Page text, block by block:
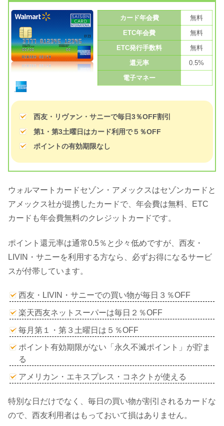
カード年会費
無料
ETC年会費
無料
ETC発行手数料
無料
還元率
0.5%
電子マネー
西友・リヴァン・サニーで毎日3％OFF割引
第1・第3土曜日はカード利用で５％OFF
ポイントの有効期限なし
ウォルマートカードセゾン・アメックスはセゾンカードと
アメックス社が提携したカードで、年会費は無料、ETC
カードも年会費無料のクレジットカードです。
ポイント還元率は通常0.5％と少々低めですが、西友・
LIVIN・サニーを利用する方なら、必ずお得になるサービ
スが付帯しています。
西友・LIVIN・サニーでの買い物が毎日３％OFF
楽天西友ネットスーパーは毎日２％OFF
毎月第１・第３土曜日は５％OFF
ポイント有効期限がない「永久不滅ポイント」が貯ま
る
アメリカン・エキスプレス・コネクトが使える
特別な日だけでなく、毎日の買い物が割引されるカードな
ので、西友利用者はもっておいて損はありません。